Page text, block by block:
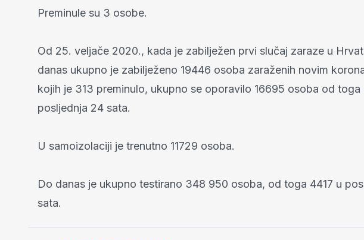
Preminule su 3 osobe.
Od 25. veljače 2020., kada je zabilježen prvi slučaj zaraze u
danas ukupno je zabilježeno 19446 osoba zaraženih novim
kojih je 313 preminulo, ukupno se oporavilo 16695 osoba od toga
posljednja 24 sata.
U samoizolaciji je trenutno 11729 osoba.
Do danas je ukupno testirano 348 950 osoba, od toga 4417 u
sata.